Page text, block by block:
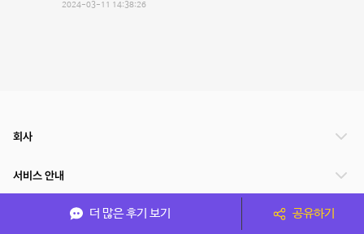
2024-03-11 14:38:26
더 많은 후기 보기 공유하기
회사
서비스 안내